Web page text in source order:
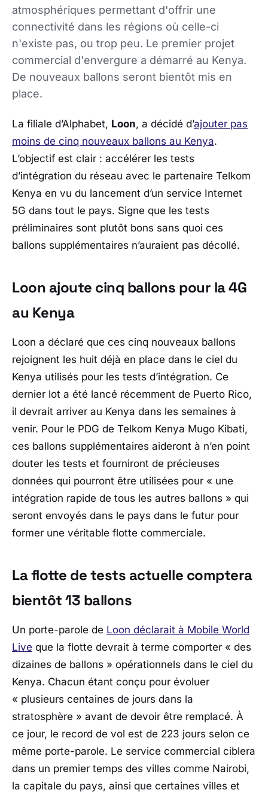
atmosphériques permettant d'offrir une
connectivité dans les régions où celle-ci
n'existe pas, ou trop peu. Le premier projet
commercial d'envergure a démarré au Kenya.
De nouveaux ballons seront bientôt mis en
place.
La filiale d’Alphabet, Loon, a décidé d’ajouter pas
moins de cinq nouveaux ballons au Kenya.
L’objectif est clair : accélérer les tests
d’intégration du réseau avec le partenaire Telkom
Kenya en vu du lancement d’un service Internet
5G dans tout le pays. Signe que les tests
préliminaires sont plutôt bons sans quoi ces
ballons supplémentaires n’auraient pas décollé.
Loon ajoute cinq ballons pour la 4G
au Kenya
Loon a déclaré que ces cinq nouveaux ballons
rejoignent les huit déjà en place dans le ciel du
Kenya utilisés pour les tests d’intégration. Ce
dernier lot a été lancé récemment de Puerto Rico,
il devrait arriver au Kenya dans les semaines à
venir. Pour le PDG de Telkom Kenya Mugo Kibati,
ces ballons supplémentaires aideront à n’en point
douter les tests et fourniront de précieuses
données qui pourront être utilisées pour « une
intégration rapide de tous les autres ballons » qui
seront envoyés dans le pays dans le futur pour
former une véritable flotte commerciale.
La flotte de tests actuelle comptera
bientôt 13 ballons
Un porte-parole de Loon déclarait à Mobile World
Live que la flotte devrait à terme comporter « des
dizaines de ballons » opérationnels dans le ciel du
Kenya. Chacun étant conçu pour évoluer
« plusieurs centaines de jours dans la
stratosphère » avant de devoir être remplacé. À
ce jour, le record de vol est de 223 jours selon ce
même porte-parole. Le service commercial ciblera
dans un premier temps des villes comme Nairobi,
la capitale du pays, ainsi que certaines villes et